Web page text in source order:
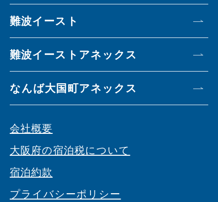
難波イースト
難波イーストアネックス
なんば大国町アネックス
会社概要
大阪府の宿泊税について
宿泊約款
プライバシーポリシー